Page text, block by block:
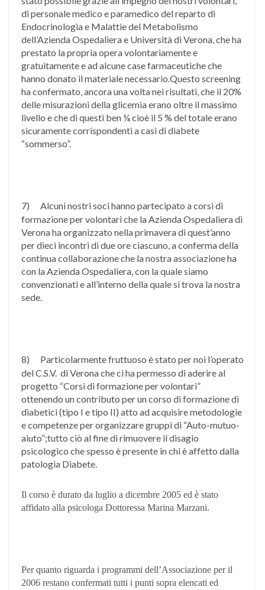
di personale medico e paramedico del reparto di
Endocrinologia e Malattie del Metabolismo
dell’Azienda Ospedaliera e Università di Verona, che ha
prestato la propria opera volontariamente e
gratuitamente e ad alcune case farmaceutiche che
hanno donato il materiale necessario.Questo screening
ha confermato, ancora una volta nei risultati, che il 20%
delle misurazioni della glicemia erano oltre il massimo
livello e che di questi ben ¼ cioè il 5 % del totale erano
sicuramente corrispondenti a casi di diabete
“sommerso”.
7)
Alcuni nostri soci hanno partecipato a corsi di
formazione per volontari che la Azienda Ospedaliera di
Verona ha organizzato nella primavera di quest’anno
per dieci incontri di due ore ciascuno, a conferma della
continua collaborazione che la nostra associazione ha
con la Azienda Ospedaliera, con la quale siamo
convenzionati e all’interno della quale si trova la nostra
sede.
8)
Particolarmente fruttuoso è stato per noi l’operato
del C.S.V. di Verona che ci ha permesso di aderire al
progetto “Corsi di formazione per volontari”
ottenendo un contributo per un corso di formazione di
diabetici (tipo I e tipo II) atto ad acquisire metodologie
e competenze per organizzare gruppi di “Auto-mutuo-
aiuto”;tutto ciò al fine di rimuovere il disagio
psicologico che spesso è presente in chi è affetto dalla
patologia Diabete.
Il corso è durato da luglio a dicembre 2005 ed è stato
affidato alla psicologa Dottoressa Marina Marzani.
Per quanto riguarda i programmi dell’Associazione per il
2006 restano confermati tutti i punti sopra elencati ed